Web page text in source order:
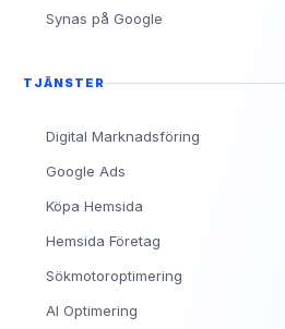
Synas på Google
TJÄNSTER
Digital Marknadsföring
Google Ads
Köpa Hemsida
Hemsida Företag
Sökmotoroptimering
AI Optimering